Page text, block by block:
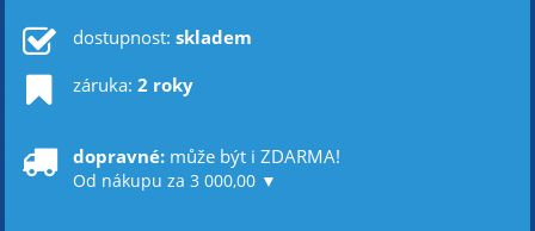
dostupnost: skladem
záruka: 2 roky
dopravné: může být i ZDARMA!
Od nákupu za 3 000,00 ▼